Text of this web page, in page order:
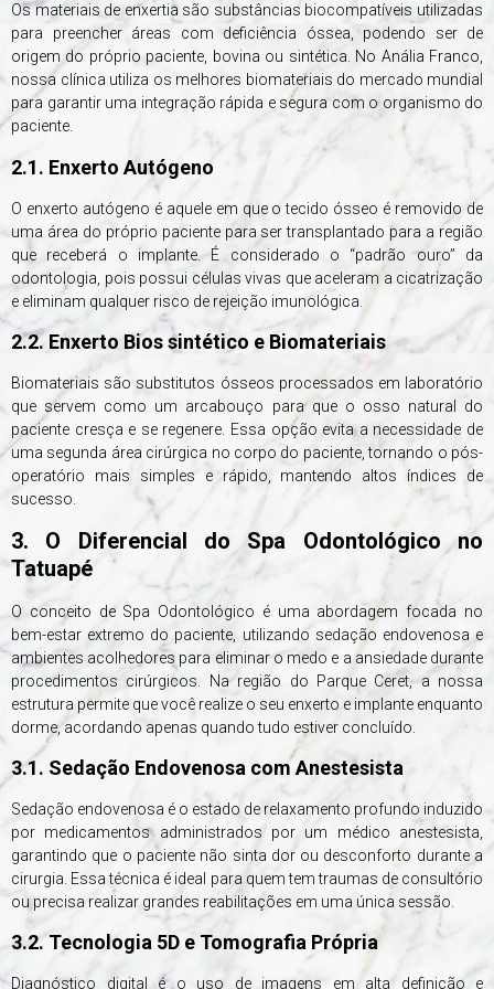
Os materiais de enxertia são substâncias biocompatíveis utilizadas
para preencher áreas com deficiência óssea, podendo ser de
origem do próprio paciente, bovina ou sintética. No Anália Franco,
nossa clínica utiliza os melhores biomateriais do mercado mundial
para garantir uma integração rápida e segura com o organismo do
paciente.
2.1. Enxerto Autógeno
O enxerto autógeno é aquele em que o tecido ósseo é removido de
uma área do próprio paciente para ser transplantado para a região
que receberá o implante. É considerado o “padrão ouro” da
odontologia, pois possui células vivas que aceleram a cicatrização
e eliminam qualquer risco de rejeição imunológica.
2.2. Enxerto Bios sintético e Biomateriais
Biomateriais são substitutos ósseos processados em laboratório
que servem como um arcabouço para que o osso natural do
paciente cresça e se regenere. Essa opção evita a necessidade de
uma segunda área cirúrgica no corpo do paciente, tornando o pós-
operatório mais simples e rápido, mantendo altos índices de
sucesso.
3. O Diferencial do Spa Odontológico no
Tatuapé
O conceito de Spa Odontológico é uma abordagem focada no
bem-estar extremo do paciente, utilizando sedação endovenosa e
ambientes acolhedores para eliminar o medo e a ansiedade durante
procedimentos cirúrgicos. Na região do Parque Ceret, a nossa
estrutura permite que você realize o seu enxerto e implante enquanto
dorme, acordando apenas quando tudo estiver concluído.
3.1. Sedação Endovenosa com Anestesista
Sedação endovenosa é o estado de relaxamento profundo induzido
por medicamentos administrados por um médico anestesista,
garantindo que o paciente não sinta dor ou desconforto durante a
cirurgia. Essa técnica é ideal para quem tem traumas de consultório
ou precisa realizar grandes reabilitações em uma única sessão.
3.2. Tecnologia 5D e Tomografia Própria
Diagnóstico digital é o uso de imagens em alta definição e